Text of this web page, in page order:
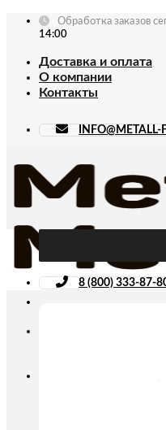
Skip
Обработка заказов
14:00
Доставка и оплата
О компании
Контакты
8 (800) 333-87-